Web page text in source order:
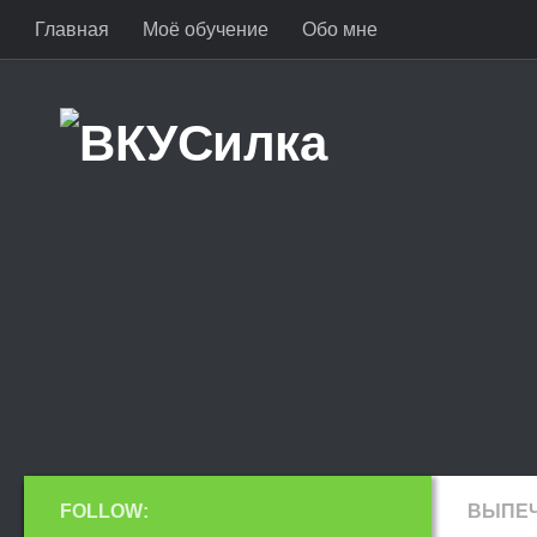
Главная Моё обучение Обо мне
FOLLOW: